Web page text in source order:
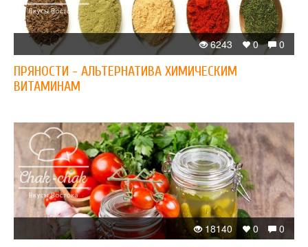
0
0
6243
ПРЯНОСТИ - АЛЬТЕРНАТИВА ХИМИЧЕСКИМ
ВИТАМИНАМ
0
0
18140